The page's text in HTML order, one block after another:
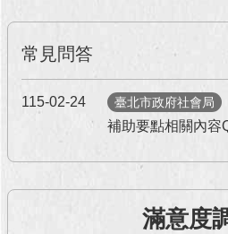
站
覽
English
答
常見問答
115-02-24 臺北市政府社會局
補助要點相關內容
滿意度